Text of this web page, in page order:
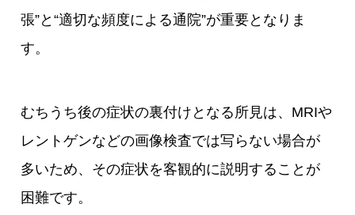
張”と“適切な頻度による通院”が重要となりま
す。
むちうち後の症状の裏付けとなる所見は、MRIや
レントゲンなどの画像検査では写らない場合が
多いため、その症状を客観的に説明することが
困難です。